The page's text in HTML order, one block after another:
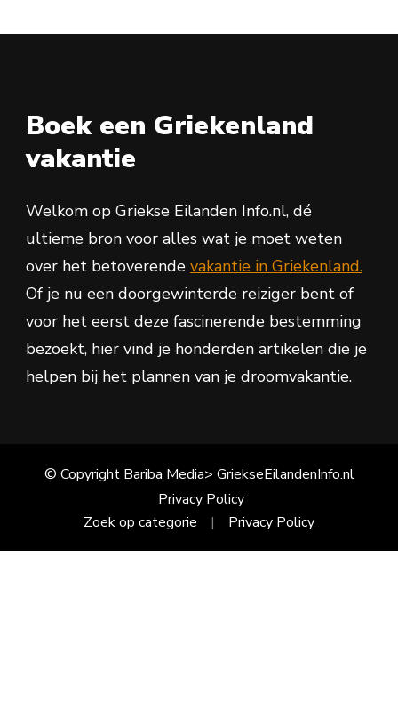
Boek een Griekenland
vakantie
Welkom op Griekse Eilanden Info.nl, dé
ultieme bron voor alles wat je moet weten
over het betoverende vakantie in Griekenland.
Of je nu een doorgewinterde reiziger bent of
voor het eerst deze fascinerende bestemming
bezoekt, hier vind je honderden artikelen die je
helpen bij het plannen van je droomvakantie.
© Copyright Bariba Media> GriekseEilandenInfo.nl
Privacy Policy
Zoek op categorie
Privacy Policy